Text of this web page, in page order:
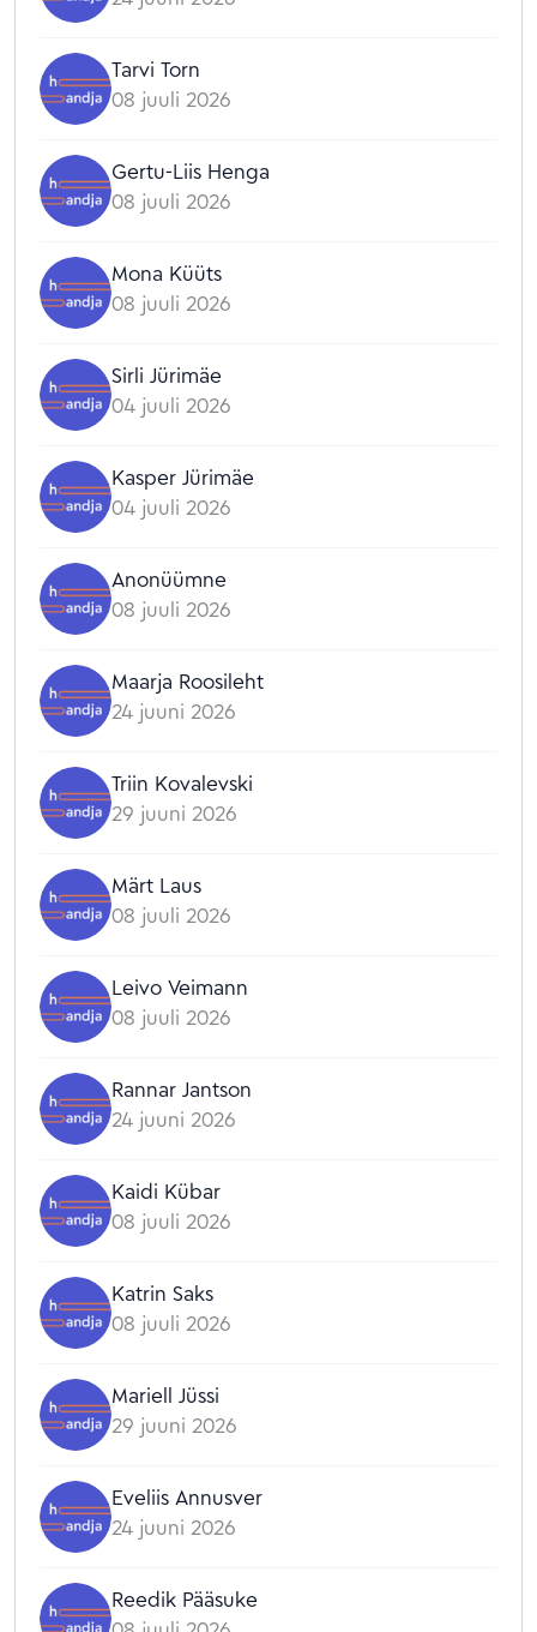
Tarvi Torn
08 juuli 2026
Gertu-Liis Henga
08 juuli 2026
Mona Küüts
08 juuli 2026
Sirli Jürimäe
04 juuli 2026
Kasper Jürimäe
04 juuli 2026
Anonüümne
08 juuli 2026
Maarja Roosileht
24 juuni 2026
Triin Kovalevski
29 juuni 2026
Märt Laus
08 juuli 2026
Leivo Veimann
08 juuli 2026
Rannar Jantson
24 juuni 2026
Kaidi Kübar
08 juuli 2026
Katrin Saks
08 juuli 2026
Mariell Jüssi
29 juuni 2026
Eveliis Annusver
24 juuni 2026
Reedik Pääsuke